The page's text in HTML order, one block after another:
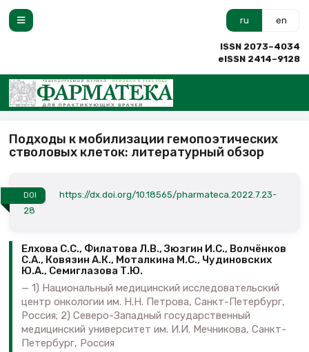
ru en
ISSN 2073–4034
eISSN 2414–9128
Подходы к мобилизации гемопоэтических
стволовых клеток: литературный обзор
DOI
https://dx.doi.org/10.18565/pharmateca.2022.7.23-
28
Елхова С.С., Филатова Л.В., Зюзгин И.С., Волчёнков
С.А., Ковязин А.К., Моталкина М.С., Чудиновских
Ю.А., Семиглазова Т.Ю.
1) Национальный медицинский исследовательский
центр онкологии им. Н.Н. Петрова, Санкт-Петербург,
Россия; 2) Северо-Западный государственный
медицинский университет им. И.И. Мечникова, Санкт-
Петербург, Россия